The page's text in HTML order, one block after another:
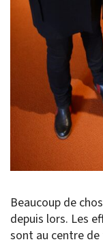
Beaucoup de
depuis lors. Les
sont au centre